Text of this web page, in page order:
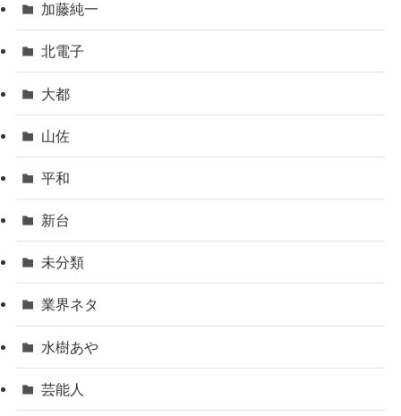
加藤純一
北電子
大都
山佐
平和
新台
未分類
業界ネタ
水樹あや
芸能人